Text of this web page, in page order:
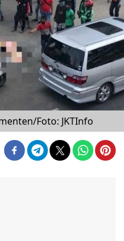
Foto: JKTInfo